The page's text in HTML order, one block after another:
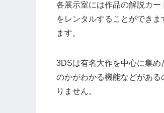
各展示室には作品の解説カ
をレンタルすることができ
ます。
3DSは有名大作を中心に集
のかがわかる機能などがあ
りません。